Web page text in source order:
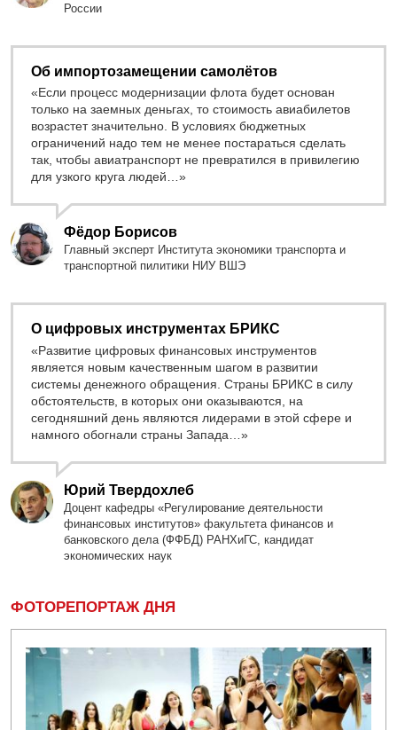
России
Об импортозамещении самолётов
«Если процесс модернизации флота будет основан
только на заемных деньгах, то стоимость авиабилетов
возрастет значительно. В условиях бюджетных
ограничений надо тем не менее постараться сделать
так, чтобы авиатранспорт не превратился в привилегию
для узкого круга людей…»
Фёдор Борисов
Главный эксперт Института экономики транспорта и
транспортной пилитики НИУ ВШЭ
О цифровых инструментах БРИКС
«Развитие цифровых финансовых инструментов
является новым качественным шагом в развитии
системы денежного обращения. Страны БРИКС в силу
обстоятельств, в которых они оказываются, на
сегодняшний день являются лидерами в этой сфере и
намного обогнали страны Запада…»
Юрий Твердохлеб
Доцент кафедры «Регулирование деятельности
финансовых институтов» факультета финансов и
банковского дела (ФФБД) РАНХиГС, кандидат
экономических наук
ФОТОРЕПОРТАЖ ДНЯ